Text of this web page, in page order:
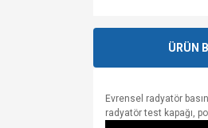
ÜRÜN
Evrensel radyatör
radyatör test kapağı,